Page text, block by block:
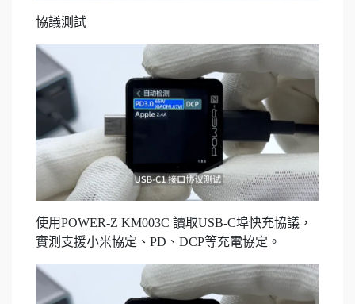
協議測試
使用POWER-Z KM003C 讀取USB-C埠快充協議，
實測支援小米協定、PD、DCP等充電協定。